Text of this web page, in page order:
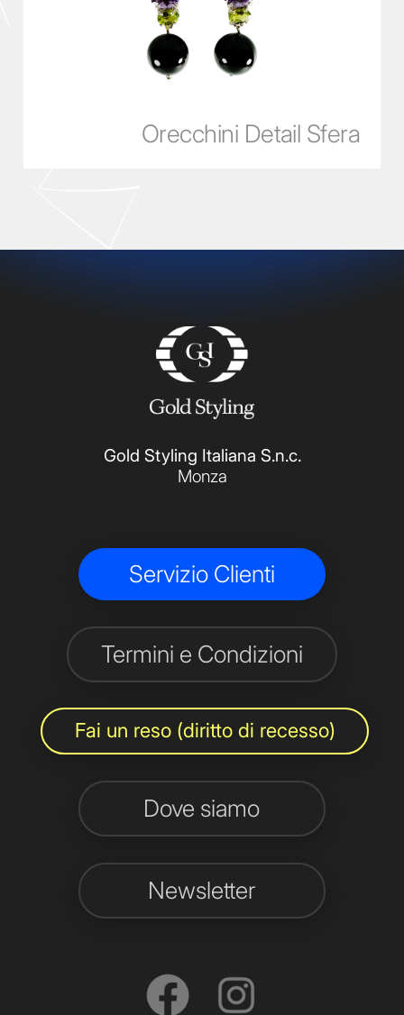
Orecchini Detail Sfera
Gold Styling Italiana S.n.c.
Monza
Servizio Clienti
Termini e Condizioni
Fai un reso (diritto di recesso)
Dove siamo
Newsletter